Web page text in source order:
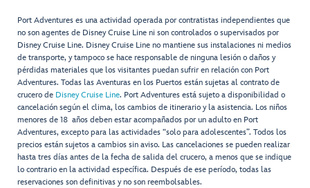
Port Adventures es una actividad operada por contratistas independientes que
no son agentes de Disney Cruise Line ni son controlados o supervisados por
Disney Cruise Line. Disney Cruise Line no mantiene sus instalaciones ni medios
de transporte, y tampoco se hace responsable de ninguna lesión o daños y
pérdidas materiales que los visitantes puedan sufrir en relación con Port
Adventures. Todas las Aventuras en los Puertos están sujetas al contrato de
crucero de Disney Cruise Line. Port Adventures está sujeto a disponibilidad o
cancelación según el clima, los cambios de itinerario y la asistencia. Los niños
menores de 18 años deben estar acompañados por un adulto en Port
Adventures, excepto para las actividades “solo para adolescentes”. Todos los
precios están sujetos a cambios sin aviso. Las cancelaciones se pueden realizar
hasta tres días antes de la fecha de salida del crucero, a menos que se indique
lo contrario en la actividad específica. Después de ese período, todas las
reservaciones son definitivas y no son reembolsables.